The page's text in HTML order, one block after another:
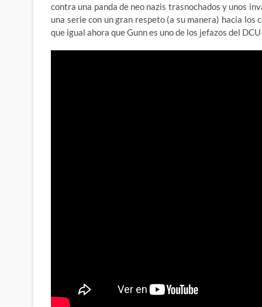
contra una panda de neo nazis trasnochados y unos
una serie con un gran respeto (a su manera) hacia los
que igual ahora que Gunn es uno de los jefazos del